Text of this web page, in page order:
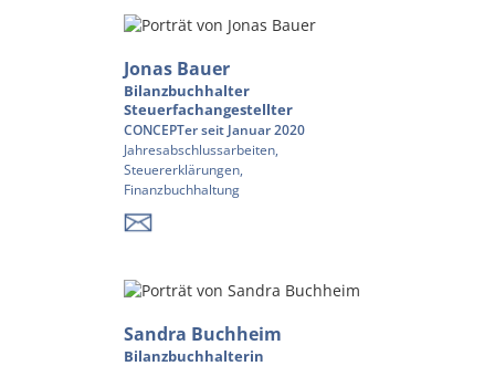
Jonas Bauer
Bilanzbuchhalter
Steuerfachangestellter
CONCEPTer seit Januar 2020
Jahresabschlussarbeiten,
Steuererklärungen,
Finanzbuchhaltung
Sandra Buchheim
Bilanzbuchhalterin